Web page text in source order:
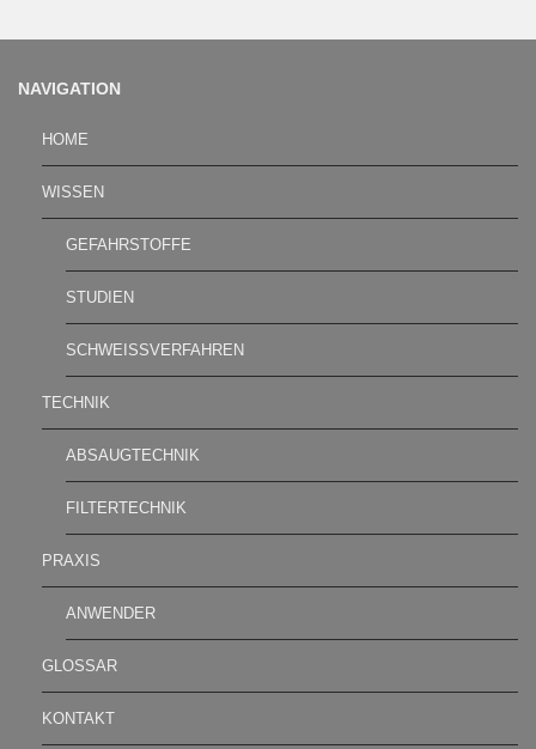
NAVIGATION
HOME
WISSEN
GEFAHRSTOFFE
STUDIEN
SCHWEISSVERFAHREN
TECHNIK
ABSAUGTECHNIK
FILTERTECHNIK
PRAXIS
ANWENDER
GLOSSAR
KONTAKT